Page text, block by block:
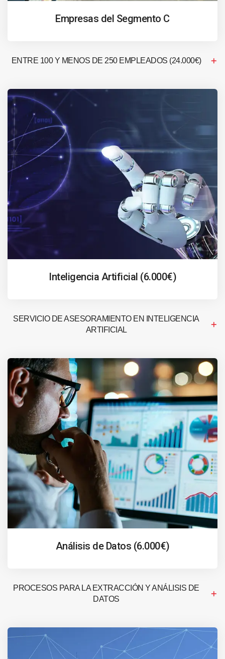
Empresas del Segmento C
ENTRE 100 Y MENOS DE 250 EMPLEADOS (24.000€)
Inteligencia Artificial (6.000€)
SERVICIO DE ASESORAMIENTO EN INTELIGENCIA
ARTIFICIAL
Análisis de Datos (6.000€)
PROCESOS PARA LA EXTRACCIÓN Y ANÁLISIS DE
DATOS